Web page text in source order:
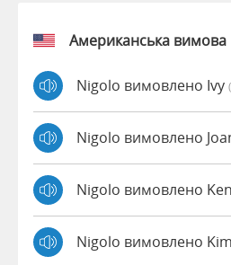
Американська вимова
Nigolo вимовлено Ivy
Nigolo вимовлено
Nigolo вимовлено
Nigolo вимовлено